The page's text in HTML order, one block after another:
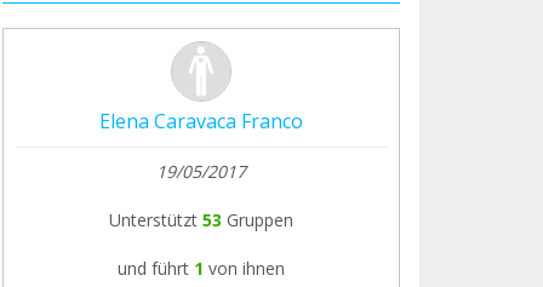
Elena Caravaca Franco
19/05/2017
Unterstützt 53 Gruppen
und führt 1 von ihnen